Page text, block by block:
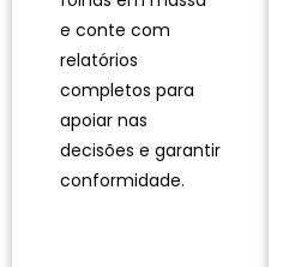
e conte com
relatórios
completos para
apoiar nas
decisões e garantir
conformidade.